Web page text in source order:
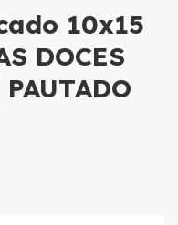
10x15
DOCES